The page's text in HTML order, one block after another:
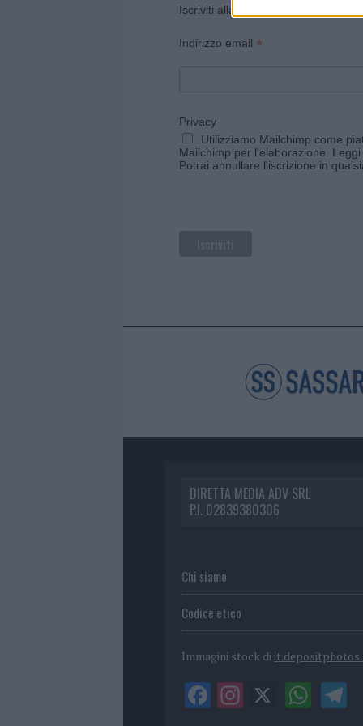
Iscriviti alla newsletter di Gallura
Indirizzo email *
Privacy
Utilizziamo Mailchimp come
Mailchimp per l'elaborazione.
Potrai annullare l'iscrizione in
DIRETTA MEDIA ADV SRL
P.I. 02839380306
Chi siamo
Codice etico
Immagini stock di